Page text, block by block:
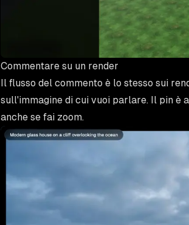
Commentare su un render
Il flusso del commento è lo stesso sui
sull'immagine di cui vuoi parlare. Il pin è
anche se fai zoom.